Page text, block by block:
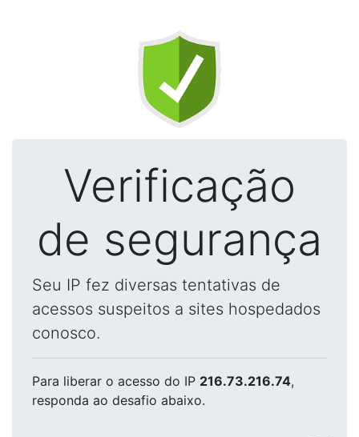
Verificação
de segurança
Seu IP fez diversas tentativas de
acessos suspeitos a sites hospedados
conosco.
Para liberar o acesso do IP 216.73.216.74,
responda ao desafio abaixo.